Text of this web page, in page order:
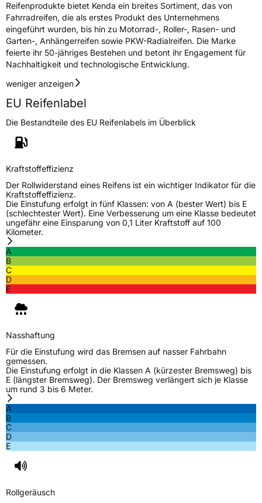
Reifenprodukte bietet Kenda ein breites Sortiment, das von
Fahrradreifen, die als erstes Produkt des Unternehmens
eingeführt wurden, bis hin zu Motorrad-, Roller-, Rasen- und
Garten-, Anhängerreifen sowie PKW-Radialreifen. Die Marke
feierte ihr 50-jähriges Bestehen und betont ihr Engagement für
Nachhaltigkeit und technologische Entwicklung.
weniger anzeigen
EU Reifenlabel
Die Bestandteile des EU Reifenlabels im Überblick
Kraftstoffeffizienz
Der Rollwiderstand eines Reifens ist ein wichtiger Indikator für die
Kraftstoffeffizienz.
Die Einstufung erfolgt in fünf Klassen: von A (bester Wert) bis E
(schlechtester Wert). Eine Verbesserung um eine Klasse bedeutet
ungefähr eine Einsparung von 0,1 Liter Kraftstoff auf 100
Kilometer.
A
B
C
D
E
Nasshaftung
Für die Einstufung wird das Bremsen auf nasser Fahrbahn
gemessen.
Die Einstufung erfolgt in die Klassen A (kürzester Bremsweg) bis
E (längster Bremsweg). Der Bremsweg verlängert sich je Klasse
um rund 3 bis 6 Meter.
A
B
C
D
E
Rollgeräusch